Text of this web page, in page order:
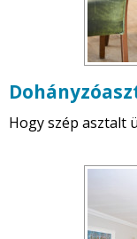
Hogy szép asztalt